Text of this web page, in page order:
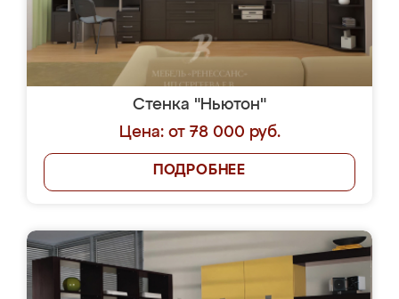
Стенка "Ньютон"
Цена: от 78 000 руб.
ПОДРОБНЕЕ